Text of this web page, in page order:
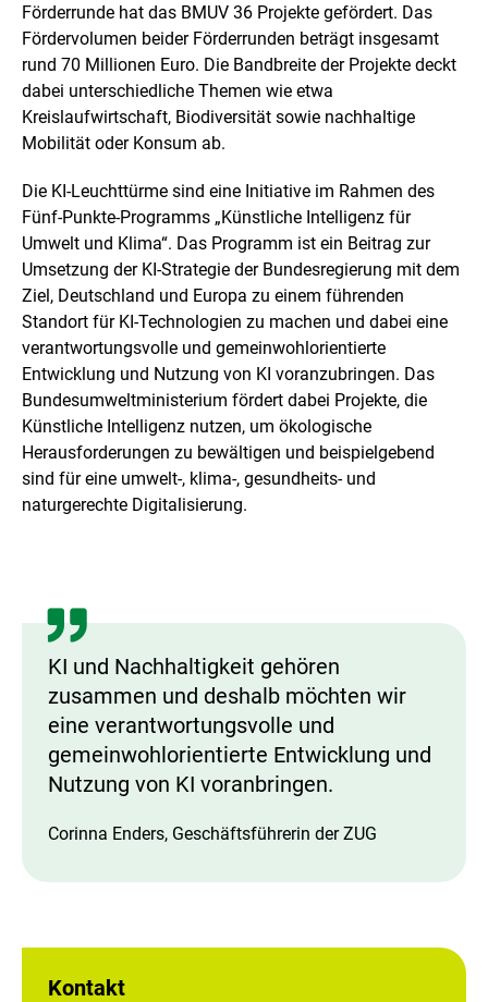
Förderrunde hat das BMUV 36 Projekte gefördert. Das
Fördervolumen beider Förderrunden beträgt insgesamt
rund 70 Millionen Euro. Die Bandbreite der Projekte deckt
dabei unterschiedliche Themen wie etwa
Kreislaufwirtschaft, Biodiversität sowie nachhaltige
Mobilität oder Konsum ab.
Die KI-Leuchttürme sind eine Initiative im Rahmen des
Fünf-Punkte-Programms „Künstliche Intelligenz für
Umwelt und Klima“. Das Programm ist ein Beitrag zur
Umsetzung der KI-Strategie der Bundesregierung mit dem
Ziel, Deutschland und Europa zu einem führenden
Standort für KI-Technologien zu machen und dabei eine
verantwortungsvolle und gemeinwohlorientierte
Entwicklung und Nutzung von KI voranzubringen. Das
Bundesumweltministerium fördert dabei Projekte, die
Künstliche Intelligenz nutzen, um ökologische
Herausforderungen zu bewältigen und beispielgebend
sind für eine umwelt-, klima-, gesundheits- und
naturgerechte Digitalisierung.
KI und Nachhaltigkeit gehören
zusammen und deshalb möchten wir
eine verantwortungsvolle und
gemeinwohlorientierte Entwicklung und
Nutzung von KI voranbringen.
Corinna Enders, Geschäftsführerin der ZUG
Kontakt